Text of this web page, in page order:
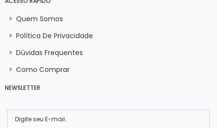
> Quem Somos
> Política De Privacidade
> Dúvidas Frequentes
> Como Comprar
NEWSLETTER